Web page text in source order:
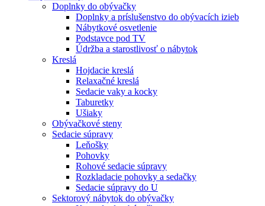
Doplnky do obývačky
Doplnky a príslušenstvo do obývacích izieb
Nábytkové osvetlenie
Podstavce pod TV
Údržba a starostlivosť o nábytok
Kreslá
Hojdacie kreslá
Relaxačné kreslá
Sedacie vaky a kocky
Taburetky
Ušiaky
Obývačkové steny
Sedacie súpravy
Leňošky
Pohovky
Rohové sedacie súpravy
Rozkladacie pohovky a sedačky
Sedacie súpravy do U
Sektorový nábytok do obývačky